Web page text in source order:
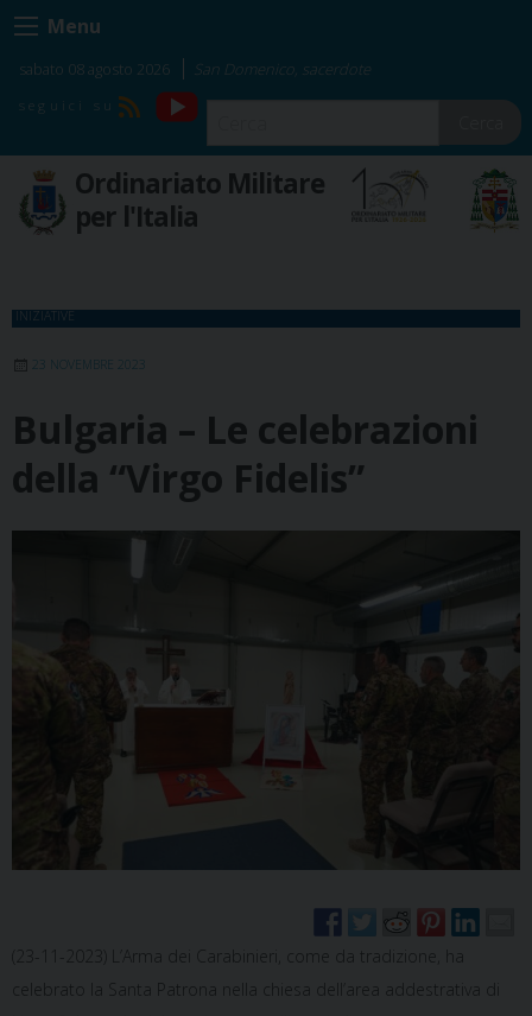
Skip
to
content
Menu
sabato 08 agosto 2026 San Domenico, sacerdote
RSS
YouTube
Ordinariato Militare
per l'Italia
INIZIATIVE
23 NOVEMBRE 2023
Bulgaria – Le celebrazioni
della “Virgo Fidelis”
(23-11-2023) L’Arma dei Carabinieri, come da tradizione, ha
celebrato la Santa Patrona nella chiesa dell’area addestrativa di